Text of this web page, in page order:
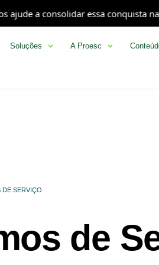
a consolidar essa conquista na
Soluções A Proesc
DE SERVIÇO
de